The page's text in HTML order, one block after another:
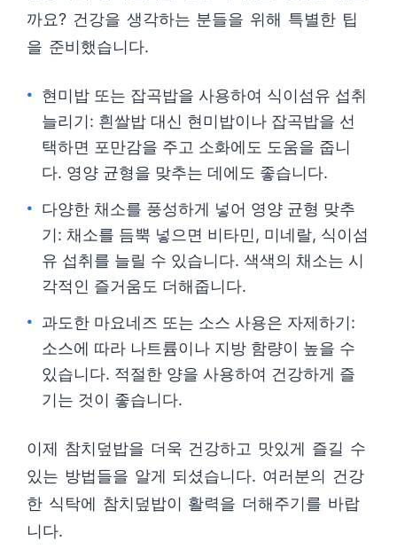
까요? 건강을 생각하는 분들을 위해 특별한 팁
을 준비했습니다.
현미밥 또는 잡곡밥을 사용하여 식이섬유 섭취
늘리기: 흰쌀밥 대신 현미밥이나 잡곡밥을 선
택하면 포만감을 주고 소화에도 도움을 줍니
다. 영양 균형을 맞추는 데에도 좋습니다.
다양한 채소를 풍성하게 넣어 영양 균형 맞추
기: 채소를 듬뿍 넣으면 비타민, 미네랄, 식이섬
유 섭취를 늘릴 수 있습니다. 색색의 채소는 시
각적인 즐거움도 더해줍니다.
과도한 마요네즈 또는 소스 사용은 자제하기:
소스에 따라 나트륨이나 지방 함량이 높을 수
있습니다. 적절한 양을 사용하여 건강하게 즐
기는 것이 좋습니다.
이제 참치덮밥을 더욱 건강하고 맛있게 즐길 수
있는 방법들을 알게 되셨습니다. 여러분의 건강
한 식탁에 참치덮밥이 활력을 더해주기를 바랍
니다.